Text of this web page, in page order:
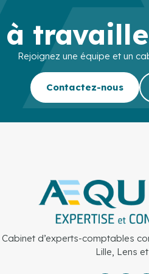
Rejoignez une équipe et un
Contactez-nous
Cabinet d’experts-comptables
Lille, Lens